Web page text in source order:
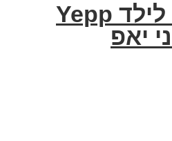
כסא קדמי לילד Yepp